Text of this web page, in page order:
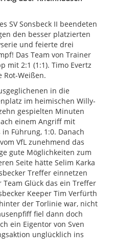
SV Sonsbeck II beendeten
den besser platzierten
und feierte drei
Das Team von Trainer
mit 2:1 (1:1). Timo Evertz
Weißen.
in die
im heimischen Willy-
gespielten Minuten
einem Angriff mit
Führung, 1:0. Danach
VfL zunehmend das
gute Möglichkeiten zum
Seite hätte Selim Karka
Treffer einnetzen
Glück das ein Treffer
Keeper Tim Verfürth
der Torlinie war, nicht
fiel dann doch
ein Eigentor von Sven
unglücklich ins